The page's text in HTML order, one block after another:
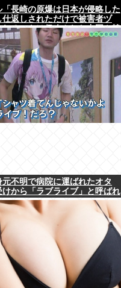
「長崎の原爆は日本が侵略した
仕返しされただけで被害者ヅ
れるべきは侵略された中国や韓
よ
元不明で病院に運ばれたオタ
けから「ラブライブ」と呼ばれ